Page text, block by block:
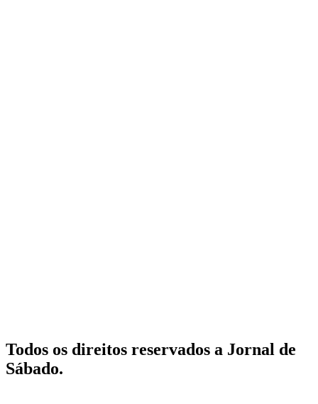
Todos os direitos reservados a Jornal de
Sábado.